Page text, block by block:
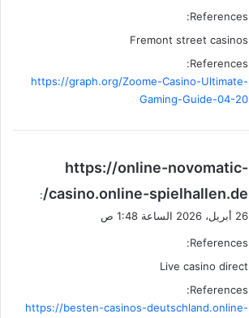
ل
References:
Fremont street casinos
References:
https://graph.org/Zoome-Casino-Ultimate-
Gaming-Guide-04-20
ي
و
ل
https://online-novomatic-
casino.online-spielhallen.de/
:
26 أبريل، 2026 الساعة 1:48 ص
References:
Live casino direct
References:
https://besten-casinos-deutschland.online-